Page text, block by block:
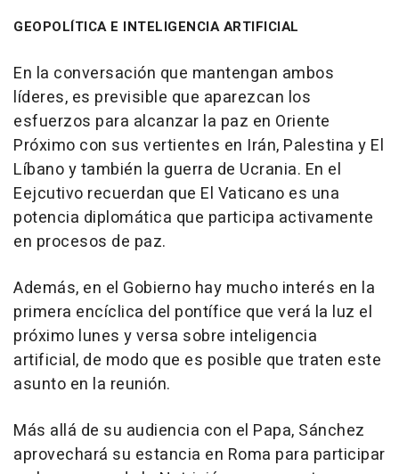
GEOPOLÍTICA E INTELIGENCIA ARTIFICIAL
En la conversación que mantengan ambos
líderes, es previsible que aparezcan los
esfuerzos para alcanzar la paz en Oriente
Próximo con sus vertientes en Irán, Palestina y El
Líbano y también la guerra de Ucrania. En el
Eejcutivo recuerdan que El Vaticano es una
potencia diplomática que participa activamente
en procesos de paz.
Además, en el Gobierno hay mucho interés en la
primera encíclica del pontífice que verá la luz el
próximo lunes y versa sobre inteligencia
artificial, de modo que es posible que traten este
asunto en la reunión.
Más allá de su audiencia con el Papa, Sánchez
aprovechará su estancia en Roma para participar